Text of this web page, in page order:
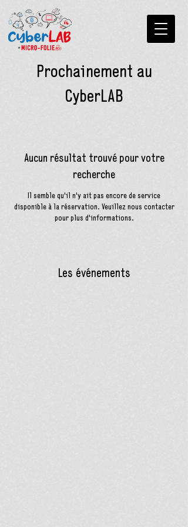
Prochainement au
CyberLAB
Aucun résultat trouvé pour votre
recherche
Il semble qu'il n'y ait pas encore de service
disponible à la réservation. Veuillez nous contacter
pour plus d'informations.
Les événements